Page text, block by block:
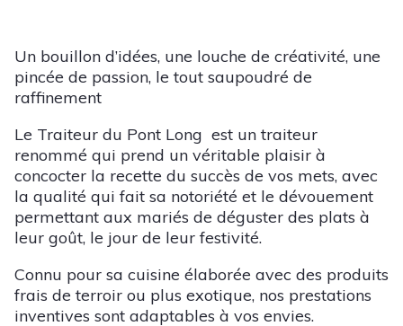
Un bouillon d’idées, une louche de créativité, une
pincée de passion, le tout saupoudré de
raffinement
Le Traiteur du Pont Long est un traiteur
renommé qui prend un véritable plaisir à
concocter la recette du succès de vos mets, avec
la qualité qui fait sa notoriété et le dévouement
permettant aux mariés de déguster des plats à
leur goût, le jour de leur festivité.
Connu pour sa cuisine élaborée avec des produits
frais de terroir ou plus exotique, nos prestations
inventives sont adaptables à vos envies.